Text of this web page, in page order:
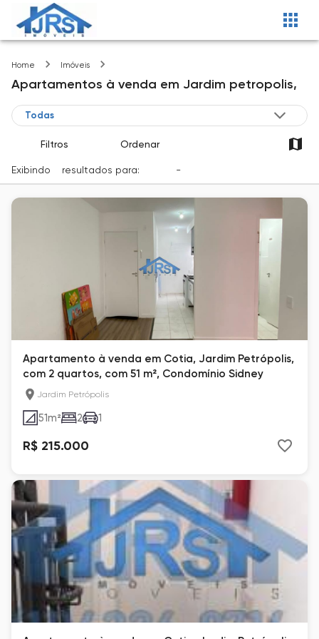
Home Imóveis
Apartamentos à venda em Jardim petropolis,
Filtros Ordenar
Exibindo resultados para: -
Apartamento à venda em Cotia, Jardim Petrópolis,
com 2 quartos, com 51 m², Condomínio Sidney
Jardim Petrópolis
51m² 2 1
R$ 215.000